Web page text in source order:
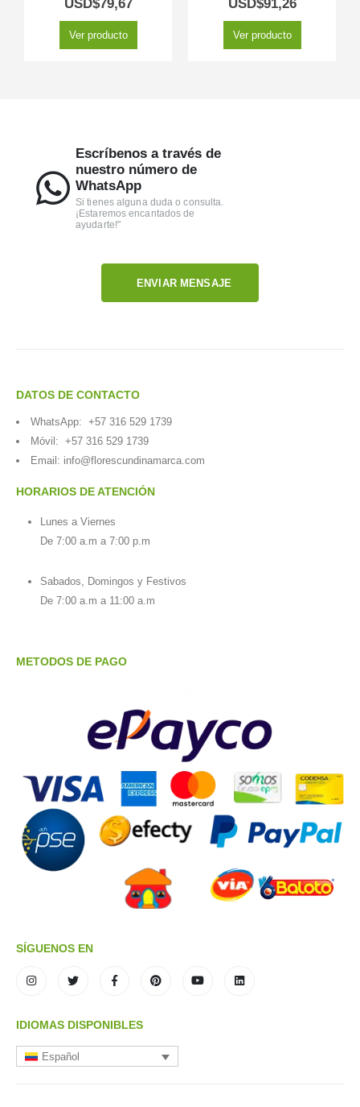
USD$79,67
Ver producto
USD$91,26
Ver producto
Escríbenos a través de
nuestro número de
WhatsApp
Si tienes alguna duda o consulta.
¡Estaremos encantados de
ayudarte!"
ENVIAR MENSAJE
DATOS DE CONTACTO
WhatsApp: +57 316 529 1739
Móvil: +57 316 529 1739
Email: info@florescundinamarca.com
HORARIOS DE ATENCIÓN
Lunes a Viernes
De 7:00 a.m a 7:00 p.m
Sabados, Domingos y Festivos
De 7:00 a.m a 11:00 a.m
METODOS DE PAGO
SÍGUENOS EN
IDIOMAS DISPONIBLES
Español